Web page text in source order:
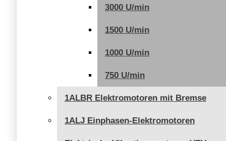
3000 U/min
1500 U/min
1000 U/min
750 U/min
1ALBR Elektromotoren mit Bremse
1ALJ Einphasen-Elektromotoren